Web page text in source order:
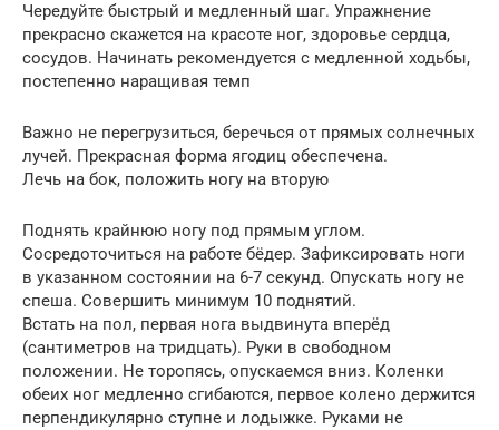
Чередуйте быстрый и медленный шаг. Упражнение
прекрасно скажется на красоте ног, здоровье сердца,
сосудов. Начинать рекомендуется с медленной ходьбы,
постепенно наращивая темп
Важно не перегрузиться, беречься от прямых солнечных
лучей. Прекрасная форма ягодиц обеспечена.
Лечь на бок, положить ногу на вторую
Поднять крайнюю ногу под прямым углом.
Сосредоточиться на работе бёдер. Зафиксировать ноги
в указанном состоянии на 6-7 секунд. Опускать ногу не
спеша. Совершить минимум 10 поднятий.
Встать на пол, первая нога выдвинута вперёд
(сантиметров на тридцать). Руки в свободном
положении. Не торопясь, опускаемся вниз. Коленки
обеих ног медленно сгибаются, первое колено держится
перпендикулярно ступне и лодыжке. Руками не